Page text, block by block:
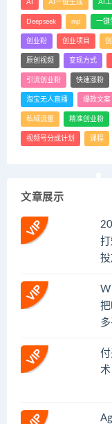
AI AI一键生成 AI
Deepseek mp 一键
创业粉 创业项目
原创视频 变现方式
引流创业粉 快速涨粉
淘宝无人直播 爆款文案
私域流量 精准创业粉
视频号分成计划 课程
文章展示
术